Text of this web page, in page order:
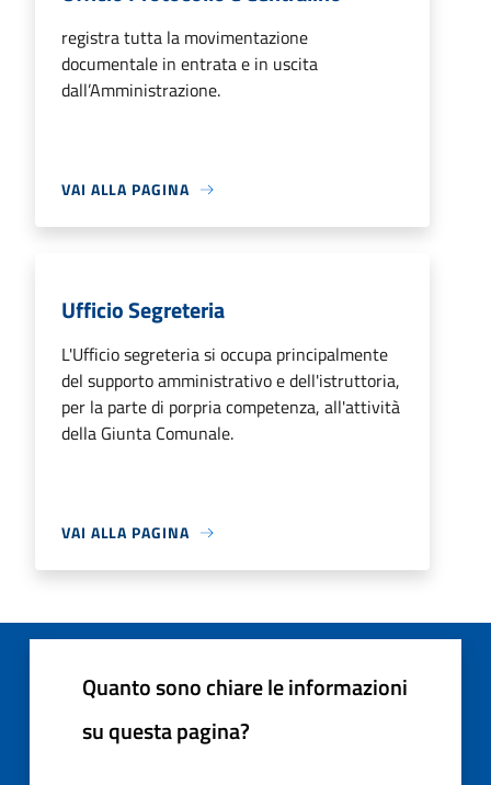
registra tutta la movimentazione
documentale in entrata e in uscita
dall’Amministrazione.
VAI ALLA PAGINA
Ufficio Segreteria
L'Ufficio segreteria si occupa principalmente
del supporto amministrativo e dell'istruttoria,
per la parte di porpria competenza, all'attività
della Giunta Comunale.
VAI ALLA PAGINA
Quanto sono chiare le informazioni
su questa pagina?